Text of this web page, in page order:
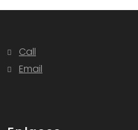
Call
Email